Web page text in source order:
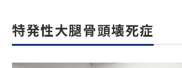
特発性大腿骨頭壊死症